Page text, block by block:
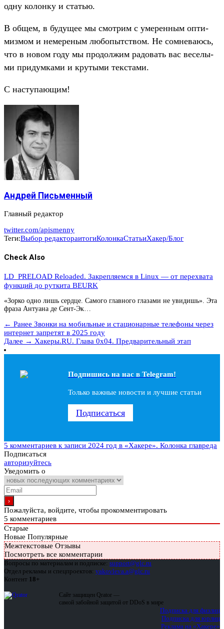
одну колон­ку и статью.
В общем, в будущее мы смот­рим с уме­рен­ным опти­
миз­мом и немере­ным любопытс­твом. Не сом­нева­юсь,
что в новом году мы про­дол­жим радовать вас веселы­
ми при­дум­ками и кру­тыми тек­ста­ми.
С нас­тупа­ющим!
Андрей Письменный
Главный редактор
twitter.com/apismenny
Теги:Выбор редактораитогиКолонкаСтатьиХакер/Блог
Check Also
LD_PRELOAD Reloaded. Закрепляемся в Linux — от перехвата
функций до руткита BEURK
«Зорко одно лишь сердце. Самого главного глазами не увидишь». Эта
фраза Антуана де Сент-Эк…
← Ранее Звонки на мобильные и стационарные телефоны через
интернет запретят в 2025 году
Далее → Хакеры.RU. Глава 0х04. Предварительный этап
Подпишись на наc в Telegram!
Только важные новости и лучшие статьи
Подписаться
5 комментариев к записи 2024 год в «Хакере». Колонка главреда
Подписаться
авторизуйтесь
Уведомить о
Пожалуйста, войдите, чтобы прокомментировать
5 комментариев
Старые
Новые Популярные
Межтекстовые Отзывы
Посмотреть все комментарии
Вопросы по материалам и подписке: support@glc.ru
Отдел рекламы и спецпроектов: yakovleva.a@glc.ru
Контент 18+
Сайт защищен Qrator —
самой забойной защитой от DDoS в мире
Подписка для физлиц
Подписка для юрлиц
Реклама на «Хакере»